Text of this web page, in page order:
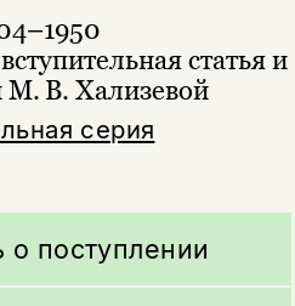
серия
статья и
В. Хализевой
о поступлении